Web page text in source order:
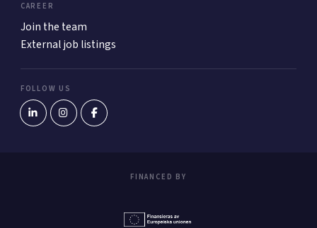
CAREER
Join the team
External job listings
FOLLOW US
FINANCED BY